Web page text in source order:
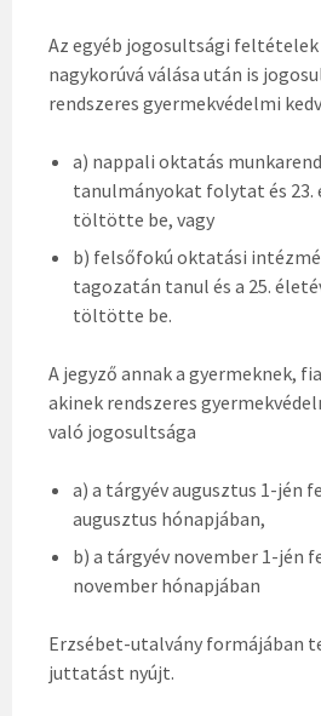
Az egyéb jogosultsági
nagykorúvá válása után is
rendszeres gyermekvédelmi
a) nappali oktatás
tanulmányokat folytat és 23.
töltötte be, vagy
b) felsőfokú oktatási
tagozatán tanul és a 25.
töltötte be.
A jegyző annak a gyermeknek,
akinek rendszeres
való jogosultsága
a) a tárgyév augusztus 1-jén
augusztus hónapjában,
b) a tárgyév november 1-jén
november hónapjában
Erzsébet-utalvány formájában
juttatást nyújt.